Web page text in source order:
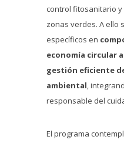
control fitosanitario
zonas verdes. A ello
específicos en
economía circular
gestión eficiente
ambiental,
responsable del
El programa